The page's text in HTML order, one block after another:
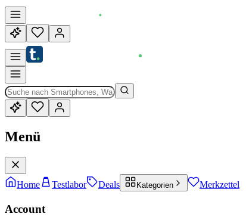
Menü
Home Testlabor Deals Kategorien Merkzettel
Account